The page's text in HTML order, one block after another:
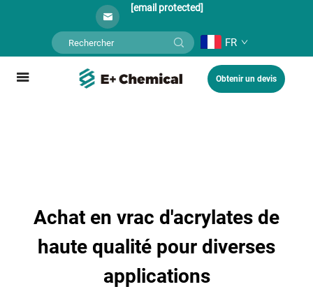
[email protected]
FR
Obtenir un devis
Achat en vrac d'acrylates de
haute qualité pour diverses
applications